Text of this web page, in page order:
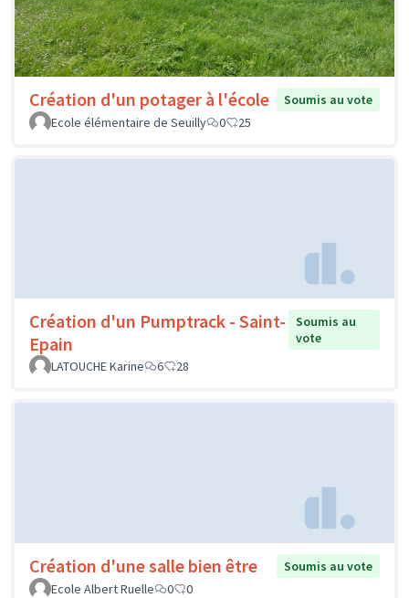
Création d'un potager à l'école
Soumis au vote
Ecole élémentaire de Seuilly
0 25
Création d'un Pumptrack - Saint-
Epain
Soumis au
vote
LATOUCHE Karine
6 28
Création d'une salle bien être
Soumis au vote
Ecole Albert Ruelle
0 0